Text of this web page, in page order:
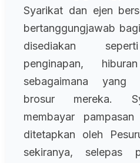
Syarikat dan ejen
bertanggungjawab
disediakan
penginapan,
sebagaimana yang
brosur mereka.
membayar
ditetapkan oleh
sekiranya, selepas